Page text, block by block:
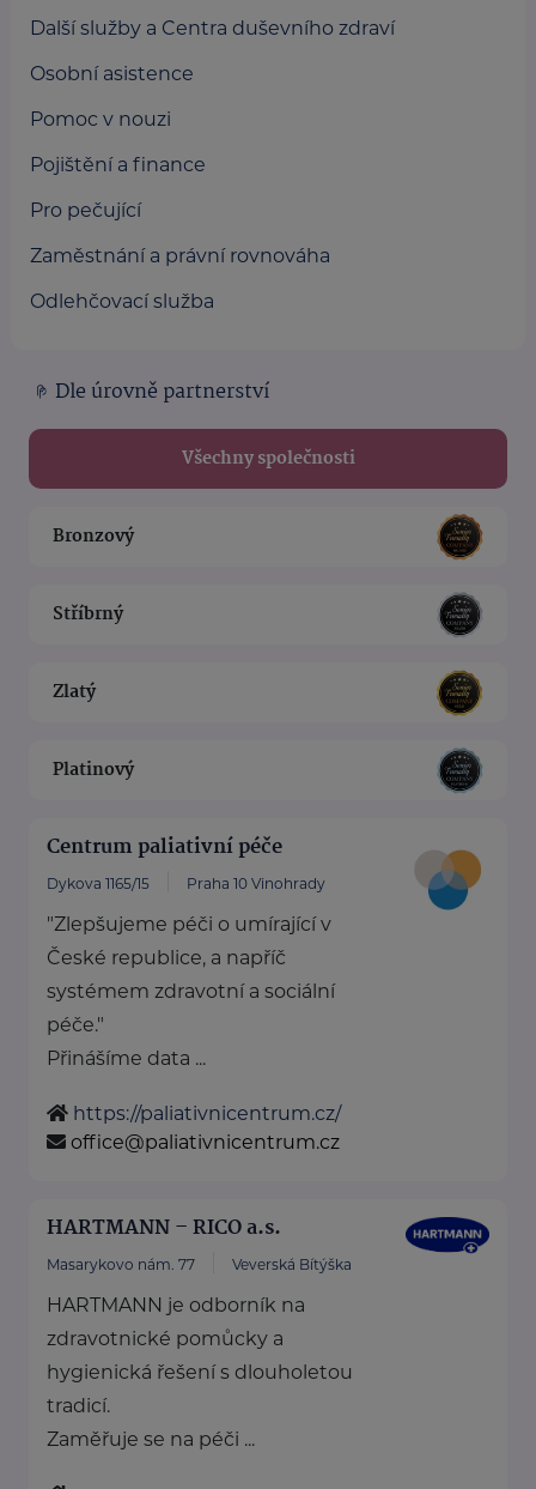
Další služby a Centra duševního zdraví
Osobní asistence
Pomoc v nouzi
Pojištění a finance
Pro pečující
Zaměstnání a právní rovnováha
Odlehčovací služba
Dle úrovně partnerství
Všechny společnosti
Bronzový
Stříbrný
Zlatý
Platinový
Centrum paliativní péče
Dykova 1165/15 Praha 10 Vinohrady
"Zlepšujeme péči o umírající v
České republice, a napříč
systémem zdravotní a sociální
péče."
Přinášíme data ...
https://paliativnicentrum.cz/
office@paliativnicentrum.cz
HARTMANN – RICO a.s.
Masarykovo nám. 77 Veverská Bítýška
HARTMANN je odborník na
zdravotnické pomůcky a
hygienická řešení s dlouholetou
tradicí.
Zaměřuje se na péči ...